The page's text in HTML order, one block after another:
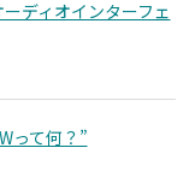
ディオインターフェ
って何？”